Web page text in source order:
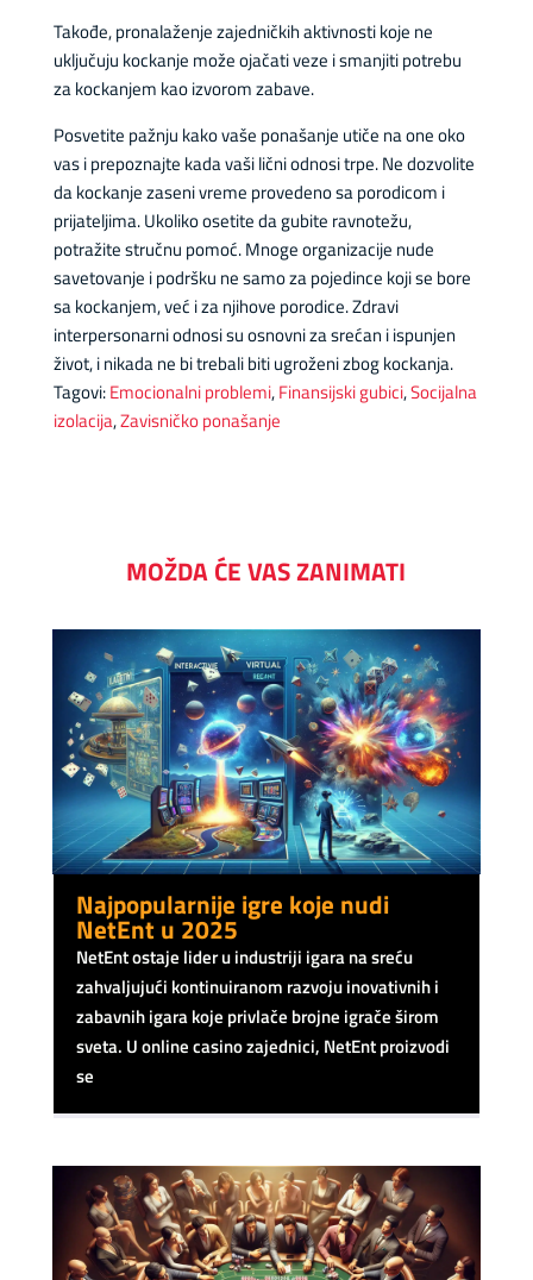
Takođe, pronalaženje zajedničkih aktivnosti koje ne
uključuju kockanje može ojačati veze i smanjiti potrebu
za kockanjem kao izvorom zabave.
Posvetite pažnju kako vaše ponašanje utiče na one oko
vas i prepoznajte kada vaši lični odnosi trpe. Ne dozvolite
da kockanje zaseni vreme provedeno sa porodicom i
prijateljima. Ukoliko osetite da gubite ravnotežu,
potražite stručnu pomoć. Mnoge organizacije nude
savetovanje i podršku ne samo za pojedince koji se bore
sa kockanjem, već i za njihove porodice. Zdravi
interpersonarni odnosi su osnovni za srećan i ispunjen
život, i nikada ne bi trebali biti ugroženi zbog kockanja.
Tagovi:Emocionalni problemi,Finansijski gubici,Socijalna
izolacija,Zavisničko ponašanje
MOŽDA ĆE VAS ZANIMATI
Najpopularnije igre koje nudi
NetEnt u 2025
NetEnt ostaje lider u industriji igara na sreću
zahvaljujući kontinuiranom razvoju inovativnih i
zabavnih igara koje privlače brojne igrače širom
sveta. U online casino zajednici, NetEnt proizvodi
se